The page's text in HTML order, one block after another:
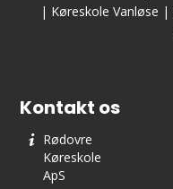
| Køreskole Vanløse |
Kontakt os
Rødovre
Køreskole
ApS